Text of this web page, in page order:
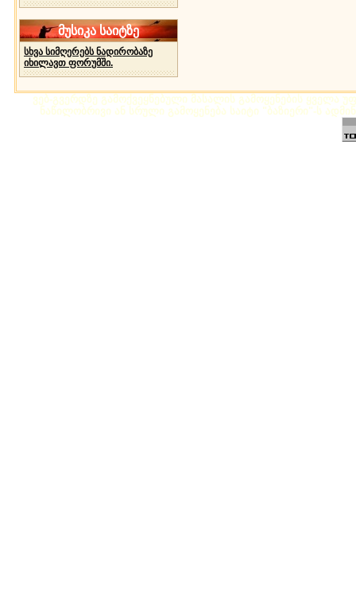
მუსიკა საიტზე
სხვა სიმღერებს ნადირობაზე
იხილავთ ფორუმში.
ვებ-გვერდზე გამოქვეყნებული მასალის გამოყენების ყველა
ნაწილობრივი ან სრული გამოყენება საიტი "ბაზიერი"-ს